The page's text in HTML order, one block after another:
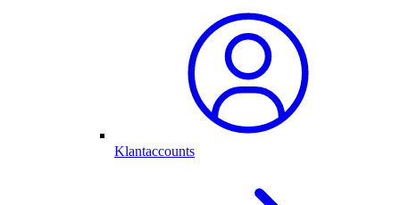
Klantaccounts